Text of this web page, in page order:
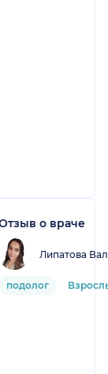
о враче
Липатова
подолог